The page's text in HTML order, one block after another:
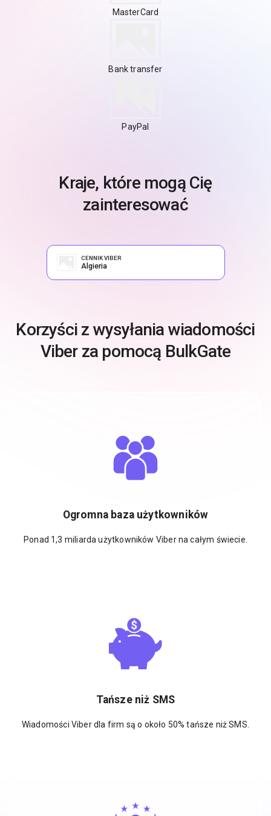
MasterCard
Bank transfer
PayPal
Kraje, które mogą Cię
zainteresować
CENNIK VIBER
Algieria
Korzyści z wysyłania wiadomości
Viber za pomocą BulkGate
Ogromna baza użytkowników
Ponad 1,3 miliarda użytkowników Viber na całym świecie.
Tańsze niż SMS
Wiadomości Viber dla firm są o około 50% tańsze niż SMS.